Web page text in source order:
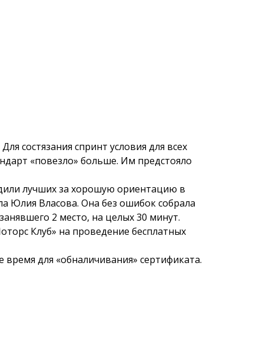
состязания спринт условия для всех
«повезло» больше. Им предстояло
лучших за хорошую ориентацию в
Юлия Власова. Она без ошибок собрала
2 место, на целых 30 минут.
Клуб» на проведение бесплатных
для «обналичивания» сертификата.